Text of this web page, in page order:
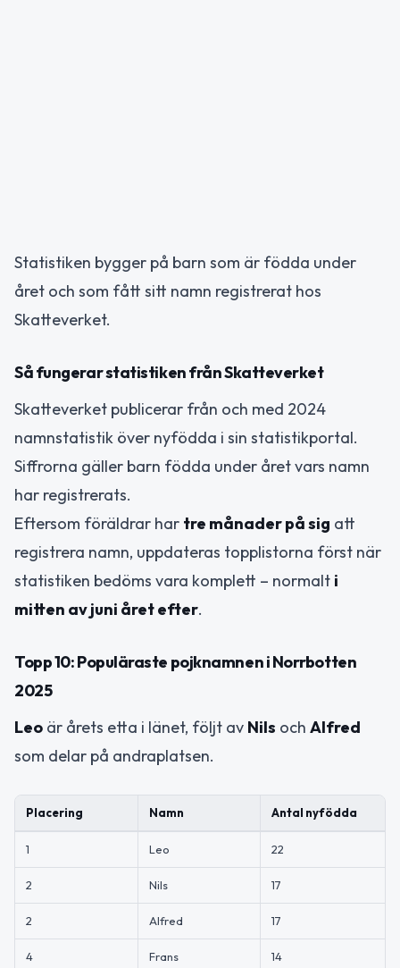
Statistiken bygger på barn som är födda under
året och som fått sitt namn registrerat hos
Skatteverket.
Så fungerar statistiken från Skatteverket
Skatteverket publicerar från och med 2024
namnstatistik över nyfödda i sin statistikportal.
Siffrorna gäller barn födda under året vars namn
har registrerats.
Eftersom föräldrar har tre månader på sig att
registrera namn, uppdateras topplistorna först när
statistiken bedöms vara komplett – normalt i
mitten av juni året efter.
Topp 10: Populäraste pojknamnen i Norrbotten
2025
Leo är årets etta i länet, följt av Nils och Alfred
som delar på andraplatsen.
Placering Namn Antal nyfödda
1 Leo 22
2 Nils 17
2 Alfred 17
4 Frans 14